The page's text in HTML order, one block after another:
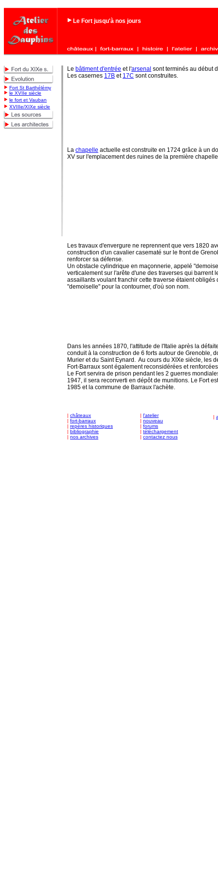
Le Fort jusqu'à nos jours
Fort St Barthélémy
le XVIIe siècle
le fort et Vauban
XVIIIe/XIXe siècle
Le bâtiment d'entrée et l'arsenal sont terminés au début
Les casernes 17B et 17C sont construites.
La chapelle actuelle est construite en 1724 grâce à un
XV sur l'emplacement des ruines de la première
Les travaux d'envergure ne reprennent que vers 1820
construction d'un cavalier casematé sur le front de
renforcer sa défense.
Un obstacle cylindrique en maçonnerie, appelé
verticalement sur l'arête d'une des traverses qui barrent
assaillants voulant franchir cette traverse étaient obligés
"demoiselle" pour la contourner, d'où son nom.
Dans les années 1870, l'attitude de l'Italie après la
conduit à la construction de 6 forts autour de Grenoble,
Murier et du Saint Eynard. Au cours du XIXe siècle, les
Fort-Barraux sont également reconsidérées et renforcées
Le Fort servira de prison pendant les 2 guerres
1947, il sera reconverti en dépôt de munitions. Le Fort
1985 et la commune de Barraux l'achète.
| châteaux
| fort-barraux
| repères historiques
| bibliographie
| nos archives
| l'atelier
| nouveau
| forums
| téléchargement
| contactez nous
|